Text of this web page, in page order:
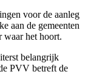
voor de aanleg
aan de gemeenten
waar het hoort.
belangrijk
PVV betreft de